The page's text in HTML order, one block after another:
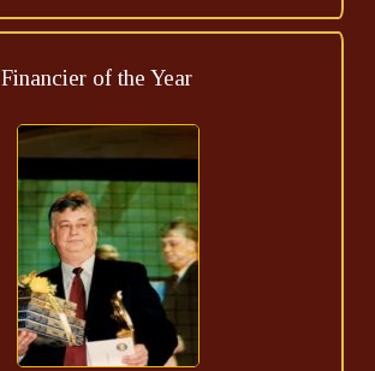
Financier of the Year